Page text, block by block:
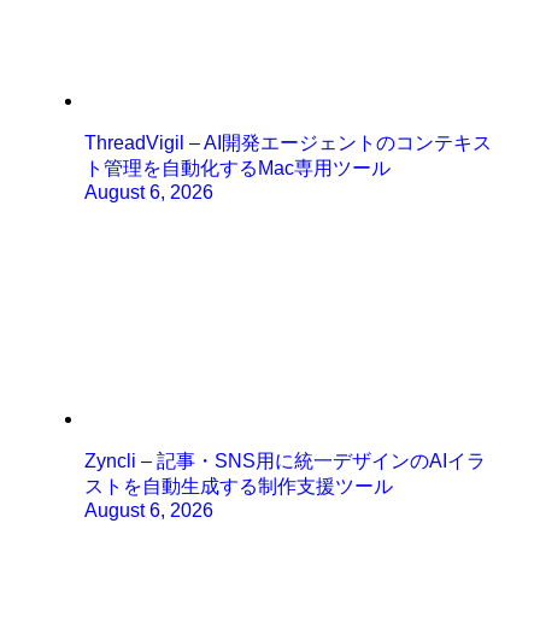
ThreadVigil – AI開発エージェントのコンテキス
ト管理を自動化するMac専用ツール
August 6, 2026
Zyncli – 記事・SNS用に統一デザインのAIイラ
ストを自動生成する制作支援ツール
August 6, 2026